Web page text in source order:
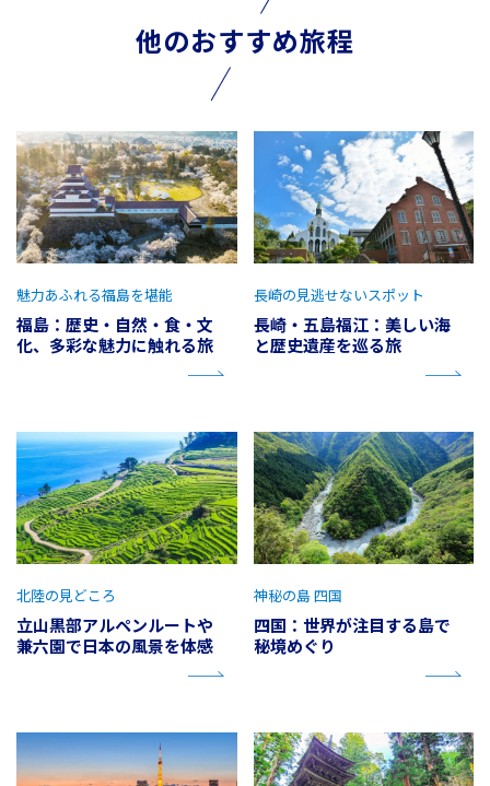
他のおすすめ旅程
福島：歴史・自然・食・文
化、多彩な魅力に触れる旅
魅力あふれる福島を堪能
長崎・五島福江：美しい海
と歴史遺産を巡る旅
長崎の見逃せないスポット
立山黒部アルペンルートや
兼六園で日本の風景を体感
北陸の見どころ
四国：世界が注目する島で
秘境めぐり
神秘の島 四国